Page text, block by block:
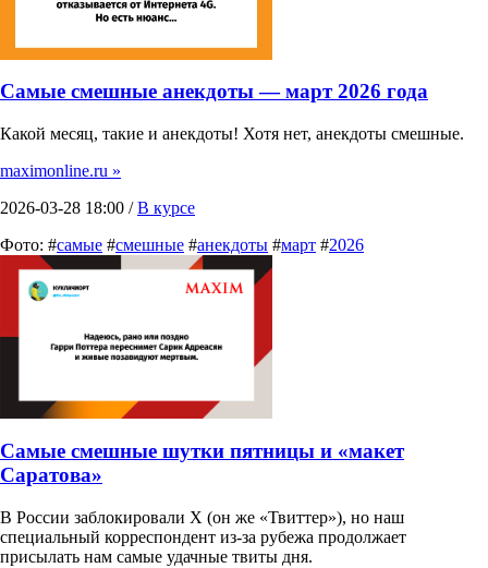
Самые смешные анекдоты — март 2026 года
Какой месяц, такие и анекдоты! Хотя нет, анекдоты смешные.
maximonline.ru »
2026-03-28 18:00 /В курсе
Фото: #самые #смешные #анекдоты #март #2026
Самые смешные шутки пятницы и «макет
Саратова»
В России заблокировали X (он же «Твиттер»), но наш
специальный корреспондент из-за рубежа продолжает
присылать нам самые удачные твиты дня.